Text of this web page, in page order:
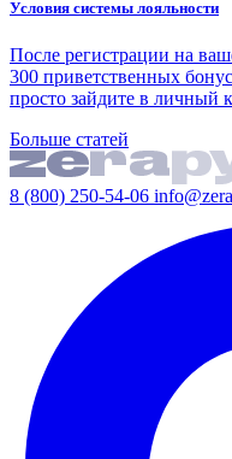
Условия системы лояльности
После регистрации на
300 приветственных
просто зайдите в личный
Больше статей
8 (800) 250-54-06